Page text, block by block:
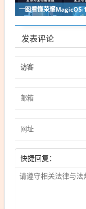
发表评论
快捷回复：